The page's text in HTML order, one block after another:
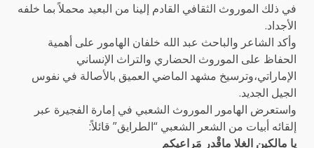
في ذلك الموروث الثقافي القادم إلينا من البعيد محملاً بما خلفه
الأجداد.
وأكد الشاعر والباحث عبد الله خلفان الهامور على أهمية
الحفاظ على الموروث الحضاري والتراث الإنساني
الإماراتي،وترسيخ مشهد الماضي العميق بالأصالة في نفوس
الجيل الجديد.
واستعرض الهامور الموروث الشعبي في إمارة الفجيرة عبر
إلقائه أبيات من الشعر الشعبي “الطرايق” قائلاً:
يا مالكين الغلا ماقْدر مَراعيكم